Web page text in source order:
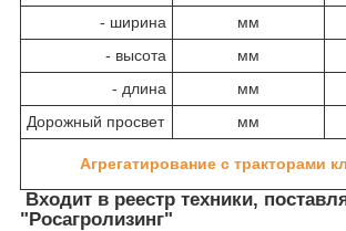
- ширина
мм
- высота
мм
- длина
мм
Дорожный просвет
мм
Агрегатирование с тракторами
Входит в реестр техники,
"Росагролизинг"